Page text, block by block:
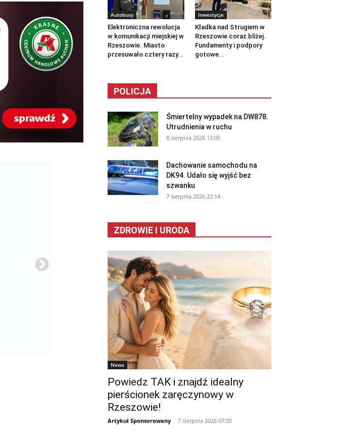
Autobusy
Elektroniczna rewolucja
w komunikacji miejskiej w
Rzeszowie. Miasto
przesuwało cztery razy...
Inwestycje
Kładka nad Strugiem w
Rzeszowie coraz bliżej.
Fundamenty i podpory
gotowe...
POLICJA
Śmiertelny wypadek na DW878.
Utrudnienia w ruchu
8 sierpnia 2026 13:05
Dachowanie samochodu na
DK94. Udało się wyjść bez
szwanku
7 sierpnia 2026 22:14
ZDROWIE I URODA
News
Powiedz TAK i znajdź idealny
pierścionek zaręczynowy w
Rzeszowie!
Artykuł Sponsorowany - 7 sierpnia 2026 07:00